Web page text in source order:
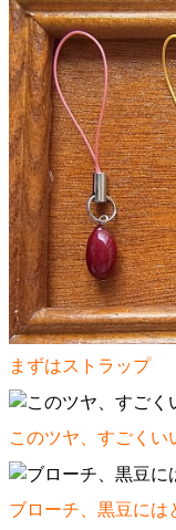
まずはストラップ
このツヤ、すごくい
ブローチ、黒豆には